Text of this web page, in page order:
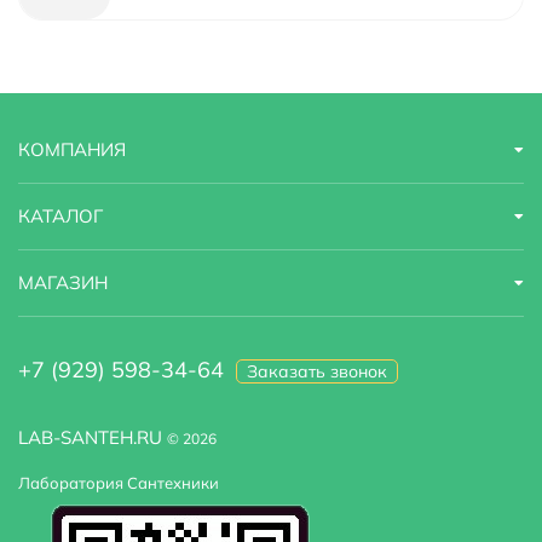
LAB-SANTEH.RU © 2026
Лаборатория Сантехники
КОМПАНИЯ
КАТАЛОГ
МАГАЗИН
+7 (929) 598-34-64 Заказать звонок